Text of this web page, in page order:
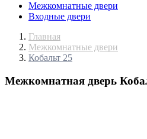
Межкомнатные двери
Входные двери
Главная
Межкомнатные двери
Кобальт 25
Межкомнатная дверь